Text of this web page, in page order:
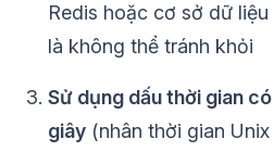
Redis hoặc cơ sở dữ
là không thể tránh khỏi
Sử dụng dấu thời gian
giây (nhân thời gian